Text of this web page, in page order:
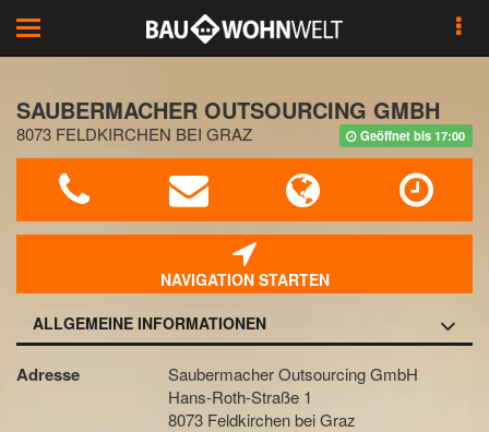
Toggle
navigation
SAUBERMACHER OUTSOURCING GMBH
Geöffnet bis 17:00
8073 FELDKIRCHEN BEI GRAZ
NAVIGATION STARTEN
ALLGEMEINE INFORMATIONEN
Adresse
Saubermacher Outsourcing GmbH
Hans-Roth-Straße 1
8073 Feldkirchen bei Graz